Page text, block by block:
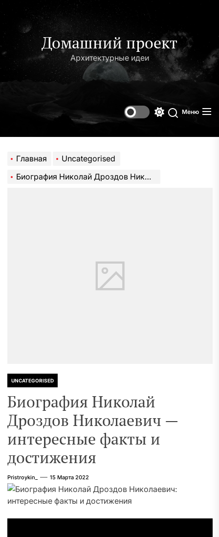
содержимому
Домашний проект
Архитектурные идеи
Поиск
Меню
Главная
Uncategorised
Биография Николай Дроздов Николаевич — интересные факты и достижения
UNCATEGORISED
Биография Николай
Дроздов Николаевич —
интересные факты и
достижения
Pristroykin_ 15 Марта 2022